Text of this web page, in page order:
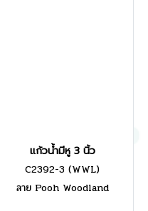
แก้วน้ำมีหู 3 นิ้ว
C2392-3 (WWL)
ลาย Pooh Woodland